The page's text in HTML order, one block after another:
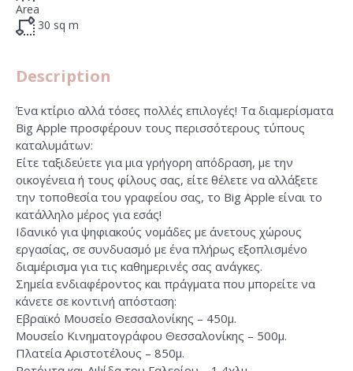
Area
30 sq m
Description
Ένα κτίριο αλλά τόσες πολλές επιλογές! Τα διαμερίσματα
Big Apple προσφέρουν τους περισσότερους τύπους
καταλυμάτων:
Είτε ταξιδεύετε για μια γρήγορη απόδραση, με την
οικογένεια ή τους φίλους σας, είτε θέλετε να αλλάξετε
την τοποθεσία του γραφείου σας, το Big Apple είναι το
κατάλληλο μέρος για εσάς!
Ιδανικό για ψηφιακούς νομάδες με άνετους χώρους
εργασίας, σε συνδυασμό με ένα πλήρως εξοπλισμένο
διαμέρισμα για τις καθημερινές σας ανάγκες.
Σημεία ενδιαφέροντος και πράγματα που μπορείτε να
κάνετε σε κοντινή απόσταση:
Εβραϊκό Μουσείο Θεσσαλονίκης – 450μ.
Μουσείο Κινηματογράφου Θεσσαλονίκης – 500μ.
Πλατεία Αριστοτέλους – 850μ.